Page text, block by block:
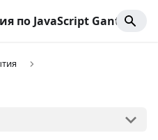
по JavaScript Gantt